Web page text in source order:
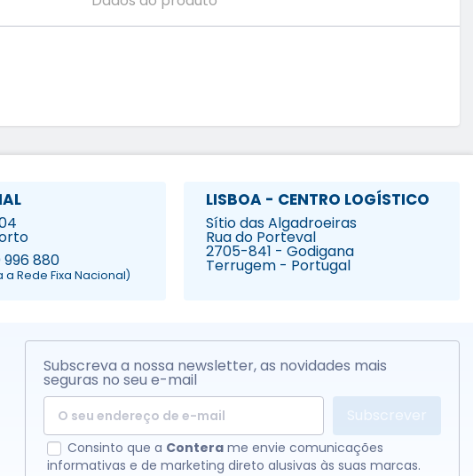
996 880
Rede Fixa Nacional)
LISBOA - CENTRO LOGÍSTICO
Sítio das Algadroeiras
Rua do Porteval
2705-841 - Godigana
Terrugem - Portugal
Subscreva a nossa newsletter, as novidades mais
seguras no seu e-mail
Subscrever
Consinto que a Contera me envie comunicações
informativas e de marketing direto alusivas às suas marcas.